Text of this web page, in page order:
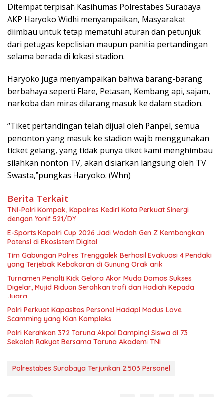
Ditempat terpisah Kasihumas Polrestabes Surabaya
AKP Haryoko Widhi menyampaikan, Masyarakat
diimbau untuk tetap mematuhi aturan dan petunjuk
dari petugas kepolisian maupun panitia pertandingan
selama berada di lokasi stadion.
Haryoko juga menyampaikan bahwa barang-barang
berbahaya seperti Flare, Petasan, Kembang api, sajam,
narkoba dan miras dilarang masuk ke dalam stadion.
“Tiket pertandingan telah dijual oleh Panpel, semua
penonton yang masuk ke stadion wajib menggunakan
ticket gelang, yang tidak punya tiket kami menghimbau
silahkan nonton TV, akan disiarkan langsung oleh TV
Swasta,”pungkas Haryoko. (Whn)
Berita Terkait
TNI-Polri Kompak, Kapolres Kediri Kota Perkuat Sinergi
dengan Yonif 521/DY
E-Sports Kapolri Cup 2026 Jadi Wadah Gen Z Kembangkan
Potensi di Ekosistem Digital
Tim Gabungan Polres Trenggalek Berhasil Evakuasi 4 Pendaki
yang Terjebak Kebakaran di Gunung Orak arik
Turnamen Penalti Kick Gelora Akor Muda Domas Sukses
Digelar, Mujid Riduan Serahkan trofi dan Hadiah Kepada
Juara
Polri Perkuat Kapasitas Personel Hadapi Modus Love
Scamming yang Kian Kompleks
Polri Kerahkan 372 Taruna Akpol Dampingi Siswa di 73
Sekolah Rakyat Bersama Taruna Akademi TNI
Polrestabes Surabaya Terjunkan 2.503 Personel